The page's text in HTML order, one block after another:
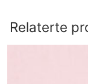
Relaterte